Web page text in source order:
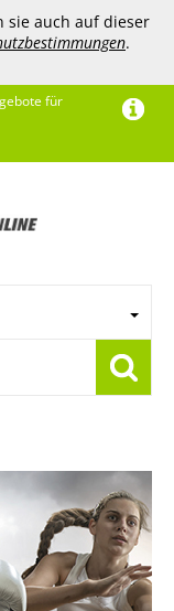
sie auch auf dieser
.
für